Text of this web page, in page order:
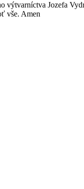
Jozefa
vše. Amen